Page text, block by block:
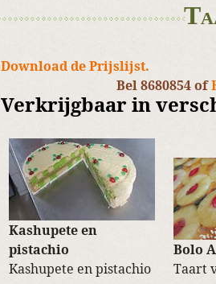
Download de Prijslijst.
Bel 8680854 of
Verkrijgbaar in
Kashupete en
pistachio
Kashupete en pistachio
Bolo
Taart